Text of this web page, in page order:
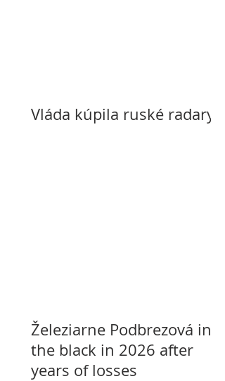
Vláda kúpila ruské radary
Železiarne Podbrezová in
the black in 2026 after
years of losses